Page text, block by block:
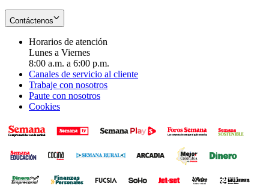
Contáctenos
Horarios de atención
Lunes a Viernes
8:00 a.m. a 6:00 p.m.
Canales de servicio al cliente
Trabaje con nosotros
Paute con nosotros
Cookies